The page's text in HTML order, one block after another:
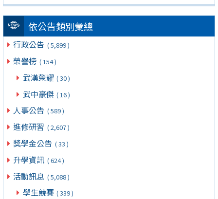
依公告類別彙總
行政公告 ( 5,899 )
榮譽榜 ( 154 )
武漢榮耀 ( 30 )
武中豪傑 ( 16 )
人事公告 ( 589 )
進修研習 ( 2,607 )
獎學金公告 ( 33 )
升學資訊 ( 624 )
活動訊息 ( 5,088 )
學生競賽 ( 339 )